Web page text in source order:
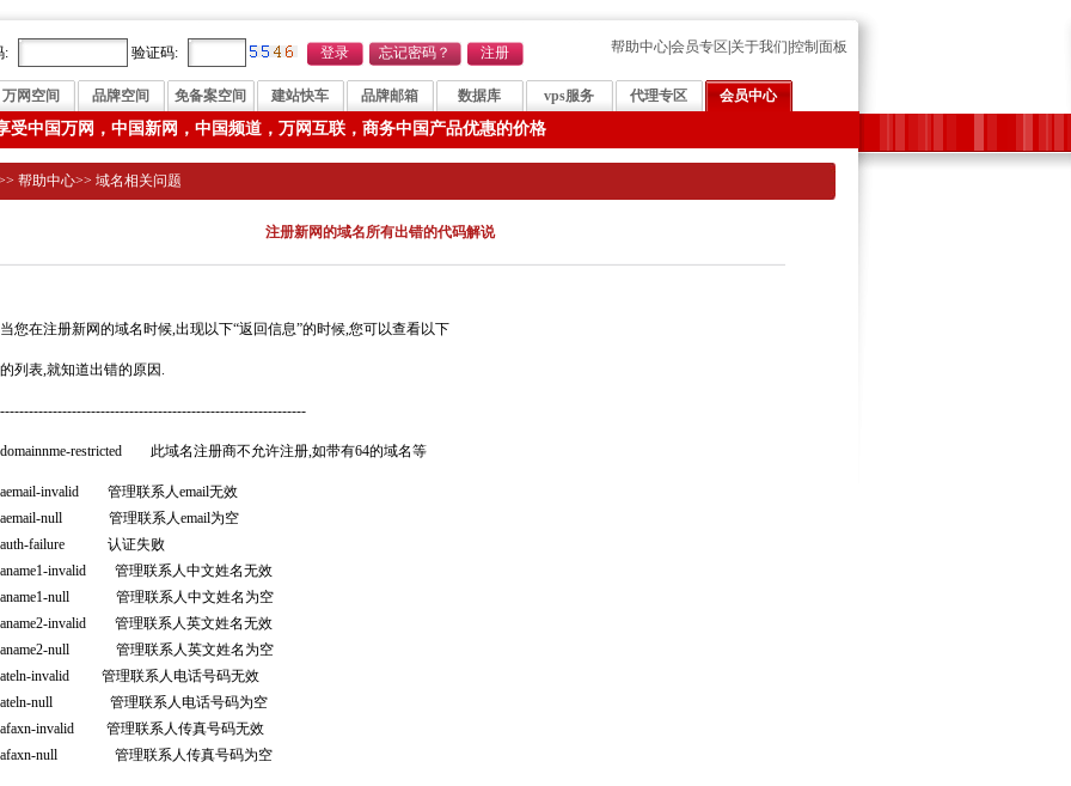
: 验证码: 帮助中心|会员专区 关于我们 控制面板
万网空间 品牌空间 免备案空间 建站快车 品牌邮箱 数据库 vps服务 代理专区 会员中心
受中国万网，中国新网，中国频道，万网互联，商务中国产品优惠的价格
帮助中心>> 域名相关问题
注册新网的域名所有出错的代码解说
在注册新网的域名时候,出现以下“返回信息”的时候,您可以查看以下
表,就知道出错的原因.
restricted 此域名注册商不允许注册,如带有64的域名等
invalid 管理联系人email无效
null 管理联系人email为空
failure 认证失败
invalid 管理联系人中文姓名无效
null 管理联系人中文姓名为空
invalid 管理联系人英文姓名无效
null 管理联系人英文姓名为空
invalid 管理联系人电话号码无效
null 管理联系人电话号码为空
invalid 管理联系人传真号码无效
null 管理联系人传真号码为空